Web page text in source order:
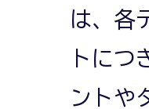
は、各
トにつ
ントや